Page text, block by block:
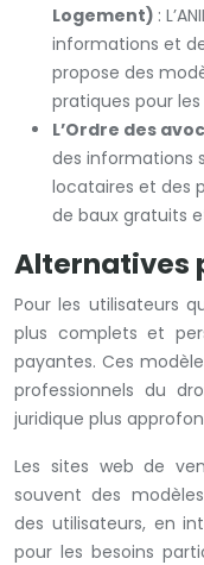
Logement) :
informations et
propose des
pratiques pour
L’Ordre des
des informations
locataires et des
de baux gratuits
Alternatives
Pour les utilisateurs
plus complets et
payantes. Ces
professionnels du
juridique plus
Les sites web de
souvent des
des utilisateurs, en
pour les besoins